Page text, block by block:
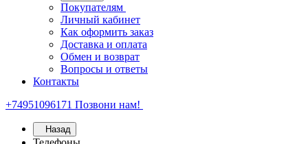
Покупателям
Личный кабинет
Как оформить заказ
Доставка и оплата
Обмен и возврат
Вопросы и ответы
Контакты
+74951096171 Позвони нам!
Назад